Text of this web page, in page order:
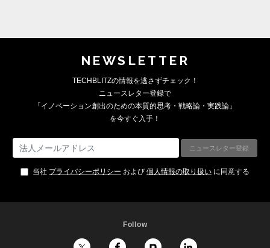
NEWSLETTER
TECHBLITZの情報を逃さずチェック！
ニュースレター登録で
「イノベーション創出のための本質的思考・戦略論・実践論」
を今すぐ入手！
当社 プライバシーポリシー および 個人情報の取り扱い に同意する
Follow